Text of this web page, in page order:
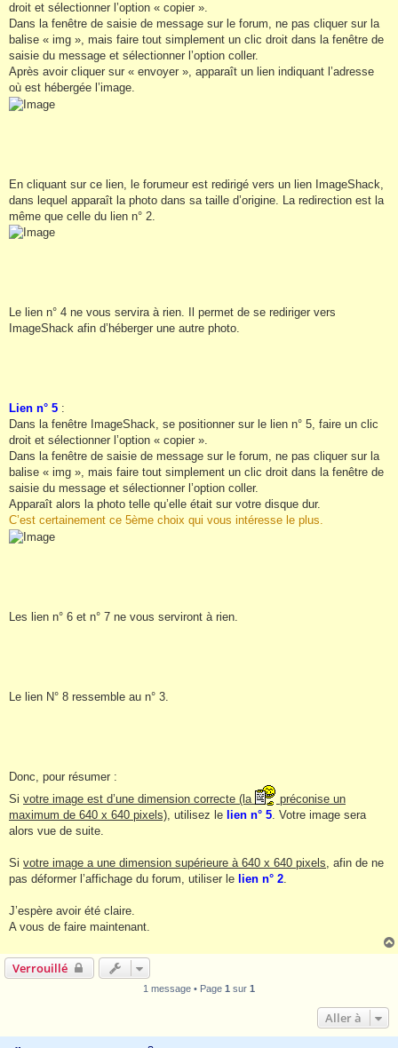
droit et sélectionner l’option « copier ».
Dans la fenêtre de saisie de message sur le forum, ne pas cliquer sur la
balise « img », mais faire tout simplement un clic droit dans la fenêtre de
saisie du message et sélectionner l’option coller.
Après avoir cliquer sur « envoyer », apparaît un lien indiquant l’adresse
où est hébergée l’image.
En cliquant sur ce lien, le forumeur est redirigé vers un lien ImageShack,
dans lequel apparaît la photo dans sa taille d’origine. La redirection est la
même que celle du lien n° 2.
Le lien n° 4 ne vous servira à rien. Il permet de se rediriger vers
ImageShack afin d’héberger une autre photo.
Lien n° 5 :
Dans la fenêtre ImageShack, se positionner sur le lien n° 5, faire un clic
droit et sélectionner l’option « copier ».
Dans la fenêtre de saisie de message sur le forum, ne pas cliquer sur la
balise « img », mais faire tout simplement un clic droit dans la fenêtre de
saisie du message et sélectionner l’option coller.
Apparaît alors la photo telle qu’elle était sur votre disque dur.
C’est certainement ce 5ème choix qui vous intéresse le plus.
Les lien n° 6 et n° 7 ne vous serviront à rien.
Le lien N° 8 ressemble au n° 3.
Donc, pour résumer :
Si votre image est d’une dimension correcte (la
préconise un
maximum de 640 x 640 pixels) , utilisez le lien n° 5 . Votre image sera
alors vue de suite.
Si votre image a une dimension supérieure à 640 x 640 pixels , afin de ne
pas déformer l’affichage du forum, utiliser le lien n° 2
J’espère avoir été claire.
A vous de faire maintenant.
Verrouillé
1 message • Page 1 sur 1
Aller à